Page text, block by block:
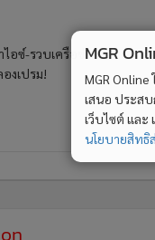
อซ์-รวบเครือข่าย
งเปรม!
MGR
MGR
เสนอ ประส
เว็บไซต์ แล
นโยบายสิทธิ